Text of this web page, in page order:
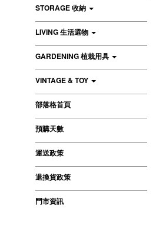
STORAGE 收納
LIVING 生活選物
GARDENING 植栽用具
VINTAGE & TOY
部落格首頁
預購天數
運送政策
退換貨政策
門市資訊